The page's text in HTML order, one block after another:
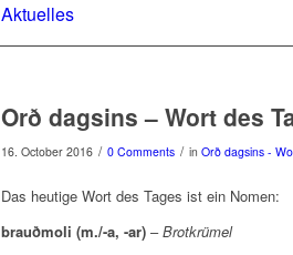
Aktuelles
Orð dagsins – Wort des
16. October 2016 / 0 Comments / in Orð dagsins -
Das heutige Wort des Tages ist ein Nomen:
brauðmoli (m./-a, -ar) –Brotkrümel